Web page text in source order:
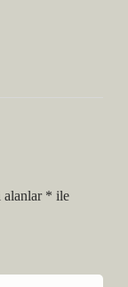
alanlar * ile